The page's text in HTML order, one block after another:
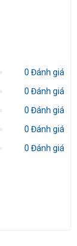
0 Đánh giá
0 Đánh giá
0 Đánh giá
0 Đánh giá
0 Đánh giá